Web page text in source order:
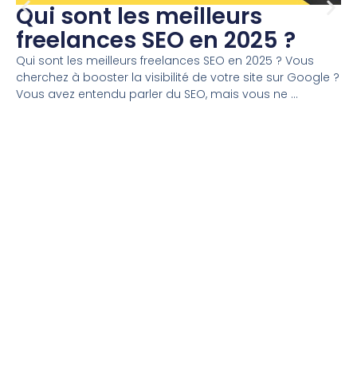
Qui sont les meilleurs
freelances SEO en 2025 ?
Qui sont les meilleurs freelances SEO en 2025 ? Vous
cherchez à booster la visibilité de votre site sur Google ?
Vous avez entendu parler du SEO, mais vous ne ...